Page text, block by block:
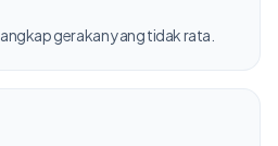
gerakan yang tidak rata.